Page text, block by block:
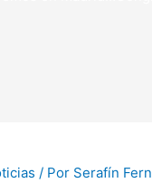
/ Por Serafín